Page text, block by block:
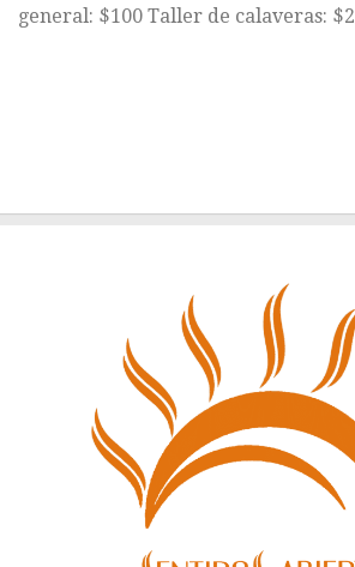
general: $100 Taller de calaveras: